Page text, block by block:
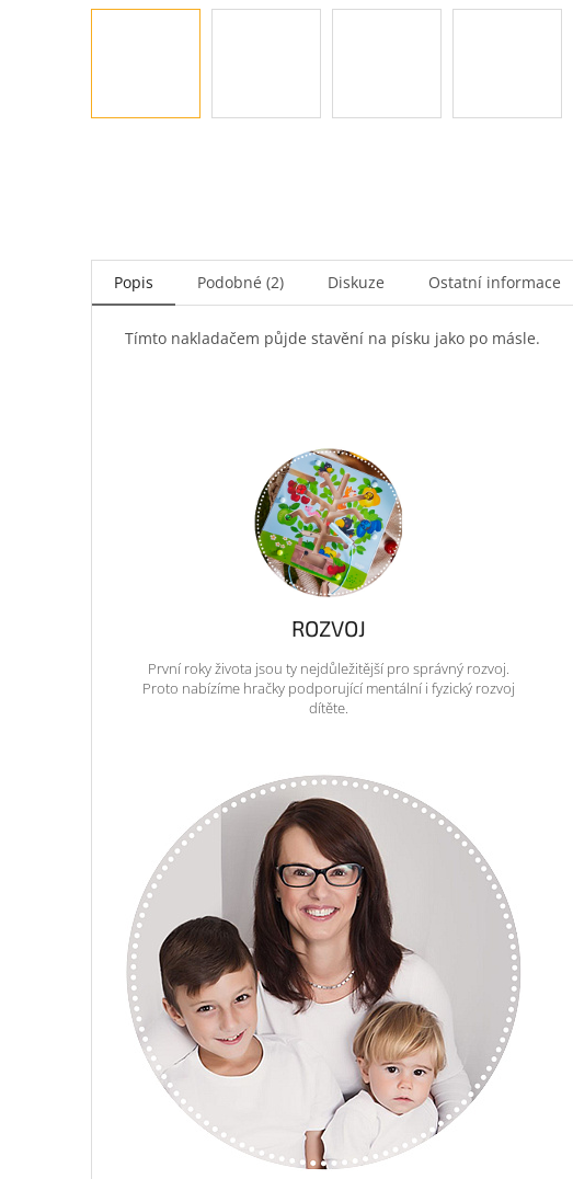
Popis Podobné (2) Diskuze Ostatní informace
Tímto nakladačem půjde stavění na písku jako po másle.
ROZVOJ
První roky života jsou ty nejdůležitější pro správný rozvoj.
Proto nabízíme hračky podporující mentální i fyzický rozvoj
dítěte.